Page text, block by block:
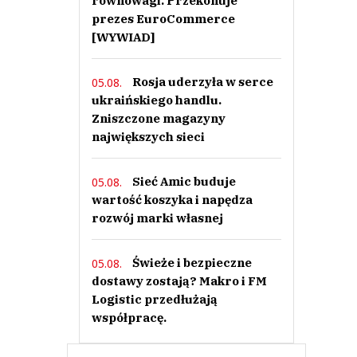
prezes EuroCommerce
[WYWIAD]
05.08.
Rosja uderzyła w serce
ukraińskiego handlu.
Zniszczone magazyny
największych sieci
05.08.
Sieć Amic buduje
wartość koszyka i napędza
rozwój marki własnej
05.08.
Świeże i bezpieczne
dostawy zostają? Makro i FM
Logistic przedłużają
współpracę.